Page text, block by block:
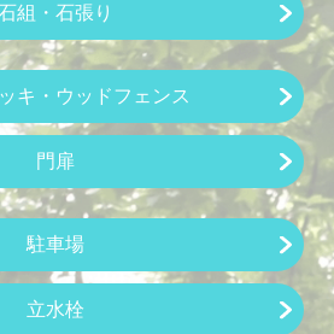
組・ 石張り
キ・ ウッドフェンス
門扉
駐車場
立水栓